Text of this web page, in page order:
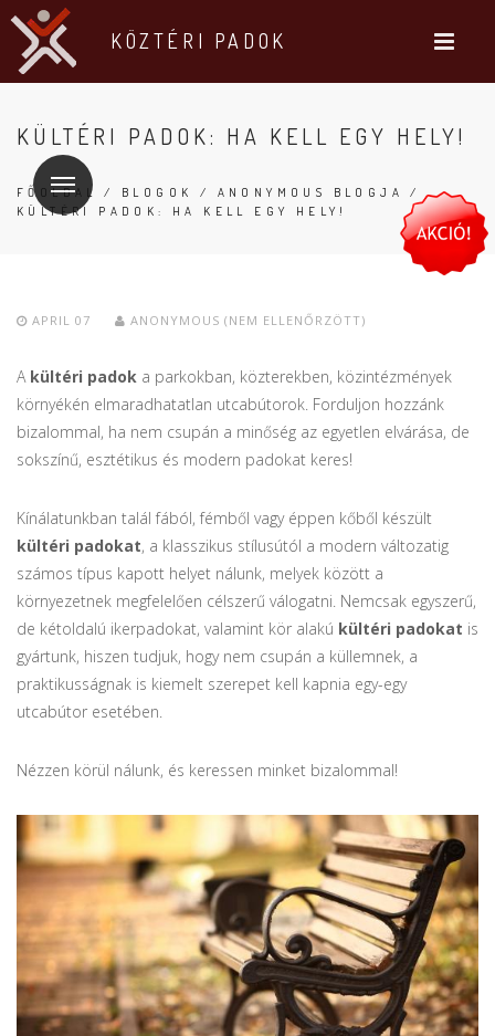
KÖZTÉRI PADOK
KÜLTÉRI PADOK: HA KELL EGY HELY!
FŐOLDAL / BLOGOK / ANONYMOUS BLOGJA
/
KÜLTÉRI PADOK: HA KELL EGY HELY!
APRIL 07 ANONYMOUS (NEM ELLENŐRZÖTT)
A kültéri padok a parkokban, közterekben, közintézmények
környékén elmaradhatatlan utcabútorok. Forduljon hozzánk
bizalommal, ha nem csupán a minőség az egyetlen elvárása, de
sokszínű, esztétikus és modern padokat keres!
Kínálatunkban talál fából, fémből vagy éppen kőből készült
kültéri padokat, a klasszikus stílusútól a modern változatig
számos típus kapott helyet nálunk, melyek között a
környezetnek megfelelően célszerű válogatni. Nemcsak egyszerű,
de kétoldalú ikerpadokat, valamint kör alakú kültéri padokat is
gyártunk, hiszen tudjuk, hogy nem csupán a küllemnek, a
praktikusságnak is kiemelt szerepet kell kapnia egy-egy
utcabútor esetében.
Nézzen körül nálunk, és keressen minket bizalommal!